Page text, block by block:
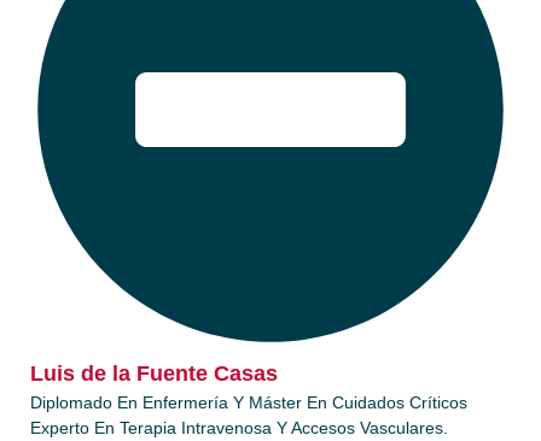
Luis de la Fuente Casas​
Diplomado En Enfermería Y Máster En Cuidados Críticos
Experto En Terapia Intravenosa Y Accesos Vasculares.